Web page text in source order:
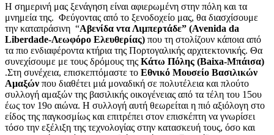
Η σημερινή μας ξενάγηση είναι αφιερωμένη στην πόλη και τα
μνημεία της. Φεύγοντας από το ξενοδοχείο μας, θα διασχίσουμε
την καταπράσινη “Αβενίδα ντα Λιμπερτάδε” (Avenida da
Liberdade-Λεωφόρο Ελευθερίας) που τη στολίζουν κάποια από
τα πιο ενδιαφέροντα κτήρια της Πορτογαλικής αρχιτεκτονικής. Θα
συνεχίσουμε με τους δρόμους της Κάτω Πόλης (Baixa-Μπάισα)
.Στη συνέχεια, επισκεπτόμαστε το Εθνικό Μουσείο Βασιλικών
Αμαξών που διαθέτει μιά μοναδική σε πολυτέλεια και πλούτο
συλλογή αμαξών της βασιλικής οικογένειας από τα τέλη του 15ου
έως τον 19ο αιώνα. Η συλλογή αυτή θεωρείται η πιό αξιόλογη στο
είδος της παγκοσμίως και επιτρέπει στον επισκέπτη να γνωρίσει
τόσο την εξέλιξη της τεχνολογίας στην κατασκευή τους, όσο και